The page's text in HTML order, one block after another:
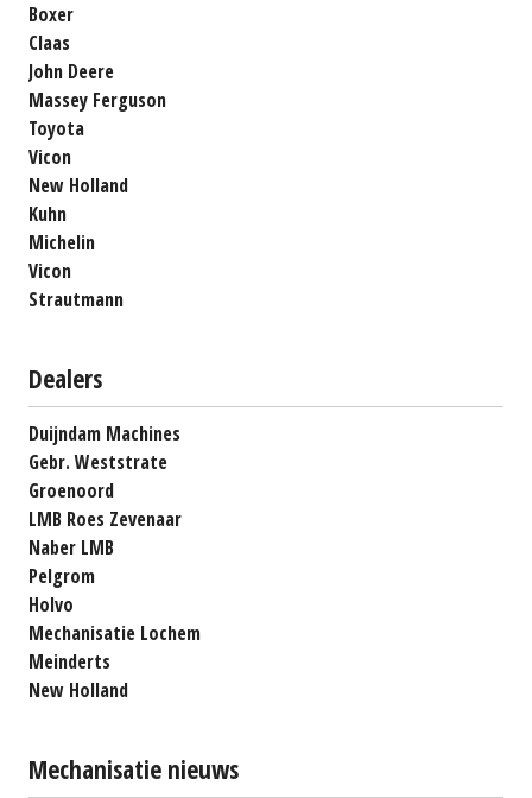
Boxer
Claas
John Deere
Massey Ferguson
Toyota
Vicon
New Holland
Kuhn
Michelin
Vicon
Strautmann
Dealers
Duijndam Machines
Gebr. Weststrate
Groenoord
LMB Roes Zevenaar
Naber LMB
Pelgrom
Holvo
Mechanisatie Lochem
Meinderts
New Holland
Mechanisatie nieuws